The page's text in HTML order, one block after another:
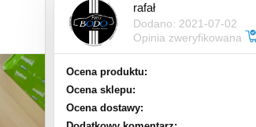
rafał
Dodano: 2021-07-02
Opinia zweryfikowana
Ocena produktu:
Ocena sklepu:
Ocena dostawy: